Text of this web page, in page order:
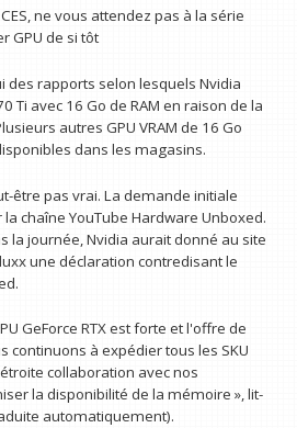
ne vous attendez pas à la série
GPU de si tôt
des rapports selon lesquels Nvidia
Ti avec 16 Go de RAM en raison de la
autres GPU VRAM de 16 Go
dans les magasins.
être pas vrai. La demande initiale
chaîne YouTube Hardware Unboxed.
la journée, Nvidia aurait donné au site
une déclaration contredisant le
GeForce RTX est forte et l'offre de
continuons à expédier tous les SKU
collaboration avec nos
la disponibilité de la mémoire », lit-
automatiquement).